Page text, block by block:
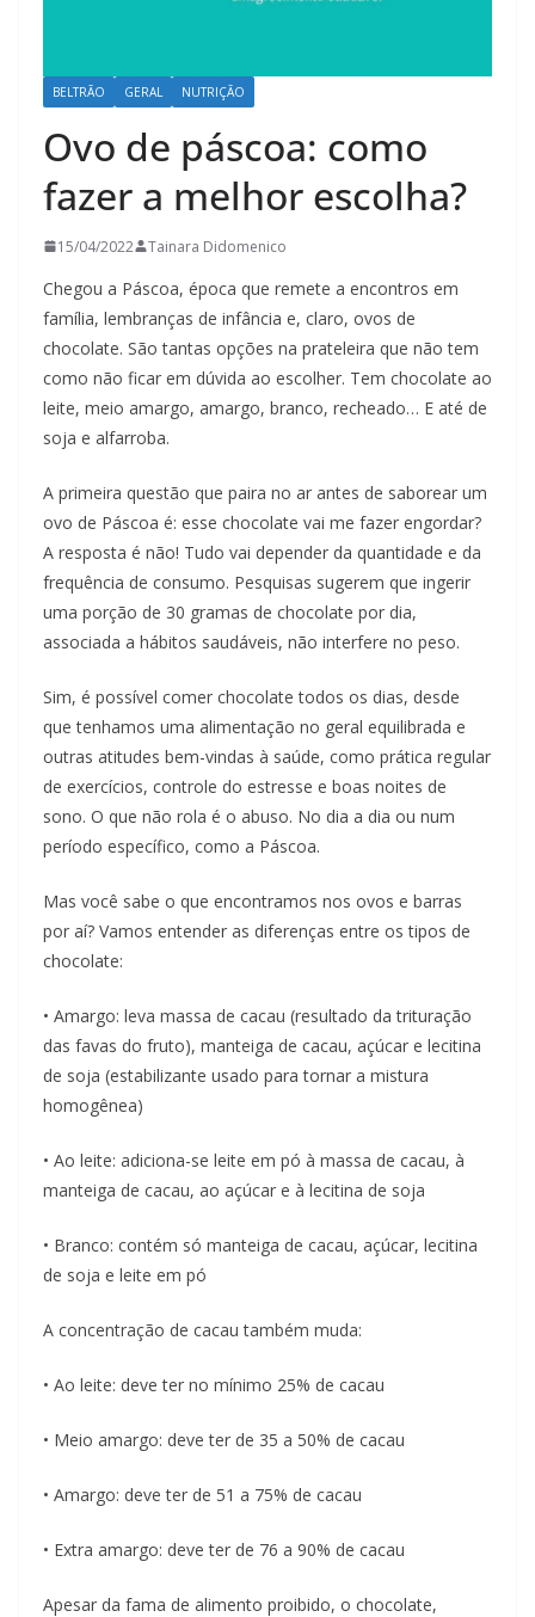
BELTRÃO GERAL NUTRIÇÃO
Ovo de páscoa: como
fazer a melhor escolha?
15/04/2022 Tainara Didomenico
Chegou a Páscoa, época que remete a encontros em
família, lembranças de infância e, claro, ovos de
chocolate. São tantas opções na prateleira que não tem
como não ficar em dúvida ao escolher. Tem chocolate ao
leite, meio amargo, amargo, branco, recheado… E até de
soja e alfarroba.
A primeira questão que paira no ar antes de saborear um
ovo de Páscoa é: esse chocolate vai me fazer engordar?
A resposta é não! Tudo vai depender da quantidade e da
frequência de consumo. Pesquisas sugerem que ingerir
uma porção de 30 gramas de chocolate por dia,
associada a hábitos saudáveis, não interfere no peso.
Sim, é possível comer chocolate todos os dias, desde
que tenhamos uma alimentação no geral equilibrada e
outras atitudes bem-vindas à saúde, como prática regular
de exercícios, controle do estresse e boas noites de
sono. O que não rola é o abuso. No dia a dia ou num
período específico, como a Páscoa.
Mas você sabe o que encontramos nos ovos e barras
por aí? Vamos entender as diferenças entre os tipos de
chocolate:
• Amargo: leva massa de cacau (resultado da trituração
das favas do fruto), manteiga de cacau, açúcar e lecitina
de soja (estabilizante usado para tornar a mistura
homogênea)
• Ao leite: adiciona-se leite em pó à massa de cacau, à
manteiga de cacau, ao açúcar e à lecitina de soja
• Branco: contém só manteiga de cacau, açúcar, lecitina
de soja e leite em pó
A concentração de cacau também muda:
• Ao leite: deve ter no mínimo 25% de cacau
• Meio amargo: deve ter de 35 a 50% de cacau
• Amargo: deve ter de 51 a 75% de cacau
• Extra amargo: deve ter de 76 a 90% de cacau
Apesar da fama de alimento proibido, o chocolate,